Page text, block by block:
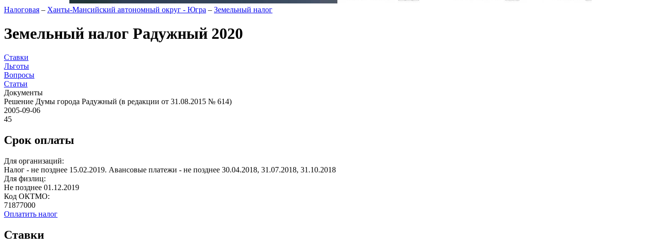
Налоговая – Ханты-Мансийский автономный округ - Югра – Земельный налог
Земельный налог Радужный 2020
Ставки
Льготы
Вопросы
Статьи
Документы
Решение Думы города Радужный (в редакции от 31.08.2015 № 614)
2005-09-06
45
Срок оплаты
Для организаций:
Налог - не позднее 15.02.2019. Авансовые платежи - не позднее 30.04.2018, 31.07.2018, 31.10.2018
Для физлиц:
Не позднее 01.12.2019
Код ОКТМО:
71877000
Оплатить налог
Ставки